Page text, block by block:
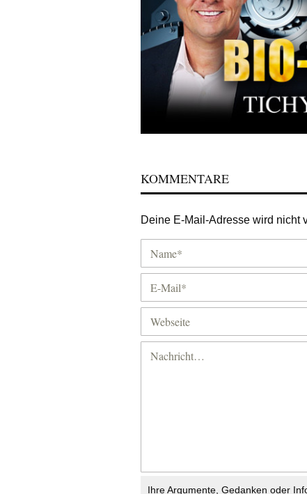
KOMMENTARE
Deine E-Mail-Adresse wird nicht
Ihre Argumente, Gedanken oder